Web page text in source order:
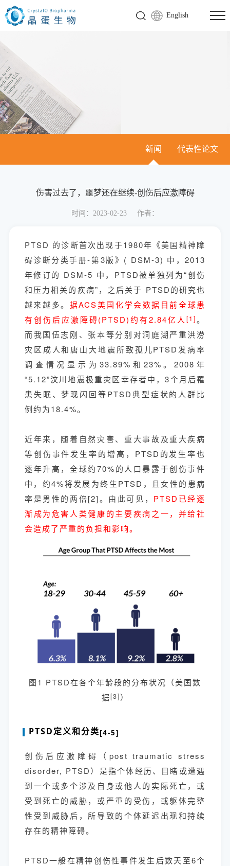
English
新闻 代表性论文
伤害过去了，噩梦还在继续-创伤后应激障碍
时间：2023-02-23 作者：
PTSD 的诊断首次出现于1980年《美国精神障
碍诊断分类手册-第3版》( DSM-3) 中，2013
年修订的 DSM-5 中，PTSD被单独列为“创伤
和压力相关的疾病”，之后关于 PTSD的研究也
越来越多。 据ACS美国化学会数据目前全球患
有创伤后应激障碍(PTSD)约有2.84亿人[1]。
而我国伍志刚、张本等分别对洞庭湖严重洪涝
灾区成人和唐山大地震所致孤儿PTSD发病率
调查情况显示为33.89%和23%。2008年
“5.12”汶川地震极重灾区幸存者中，3个月后罹
患失眠、梦现闪回等PTSD典型症状的人群比
例约为18.4%。
近年来，随着自然灾害、重大事故及重大疾病
等创伤事件发生率的增高，PTSD的发生率也
逐年升高，全球约70%的人口暴露于创伤事件
中，约4%将发展为终生PTSD，且女性的患病
率是男性的两倍[2]。由此可见， PTSD已经逐
渐成为危害人类健康的主要疾病之一，并给社
会造成了严重的负担和影响。
图1 PTSD在各个年龄段的分布状况（美国数
据[3]）
PTSD定义和分类[4-5]
创伤后应激障碍（post traumatic stress
disorder, PTSD）是指个体经历、目睹或遭遇
到一个或多个涉及自身或他人的实际死亡，或
受到死亡的威胁，或严重的受伤，或躯体完整
性受到威胁后，所导致的个体延迟出现和持续
存在的精神障碍。
PTSD一般在精神创伤性事件发生后数天至6个